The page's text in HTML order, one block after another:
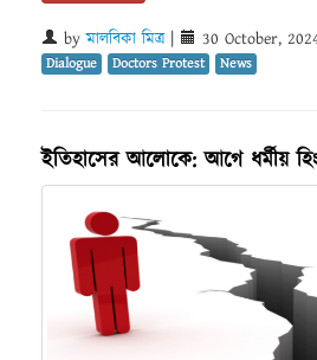
byমালবিকা মিত্র| 30 October,
Dialogue Doctors Protest News
ইতিহাসের আলোকে: আগে ধর্মীয়